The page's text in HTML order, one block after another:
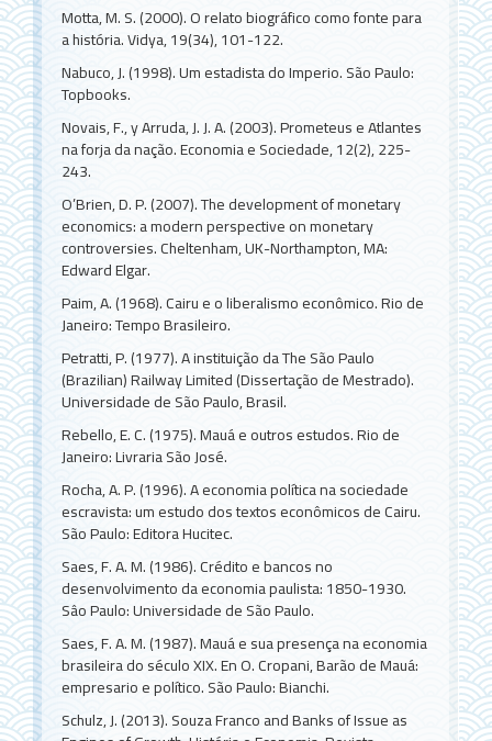
Motta, M. S. (2000). O relato biográfico como fonte para
a história. Vidya, 19(34), 101-122.
Nabuco, J. (1998). Um estadista do Imperio. São Paulo:
Topbooks.
Novais, F., y Arruda, J. J. A. (2003). Prometeus e Atlantes
na forja da nação. Economia e Sociedade, 12(2), 225-
243.
O’Brien, D. P. (2007). The development of monetary
economics: a modern perspective on monetary
controversies. Cheltenham, UK-Northampton, MA:
Edward Elgar.
Paim, A. (1968). Cairu e o liberalismo econômico. Rio de
Janeiro: Tempo Brasileiro.
Petratti, P. (1977). A instituição da The São Paulo
(Brazilian) Railway Limited (Dissertação de Mestrado).
Universidade de São Paulo, Brasil.
Rebello, E. C. (1975). Mauá e outros estudos. Rio de
Janeiro: Livraria São José.
Rocha, A. P. (1996). A economia política na sociedade
escravista: um estudo dos textos econômicos de Cairu.
São Paulo: Editora Hucitec.
Saes, F. A. M. (1986). Crédito e bancos no
desenvolvimento da economia paulista: 1850-1930.
Sâo Paulo: Universidade de São Paulo.
Saes, F. A. M. (1987). Mauá e sua presença na economia
brasileira do século XIX. En O. Cropani, Barão de Mauá:
empresario e político. São Paulo: Bianchi.
Schulz, J. (2013). Souza Franco and Banks of Issue as